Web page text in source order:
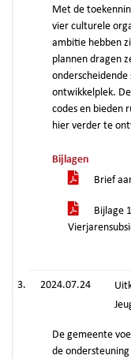
Met de
vier culturele
ambitie hebben
plannen dragen
onderscheidende
ontwikkelplek.
codes en bieden
hier verder te
Bijlagen
Brief
Bijlage
2024.07.24
De gemeente
de